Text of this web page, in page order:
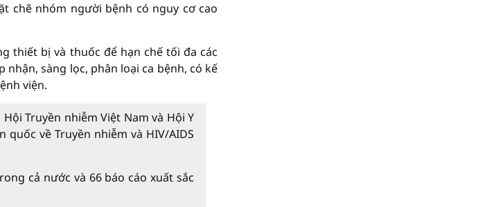
chẽ nhóm người bệnh có nguy cơ cao
thiết bị và thuốc để hạn chế tối đa các
sàng lọc, phân loại ca bệnh, có kế
viện.
Truyền nhiễm Việt Nam và Hội Y
về Truyền nhiễm và HIV/AIDS
cả nước và 66 báo cáo xuất sắc